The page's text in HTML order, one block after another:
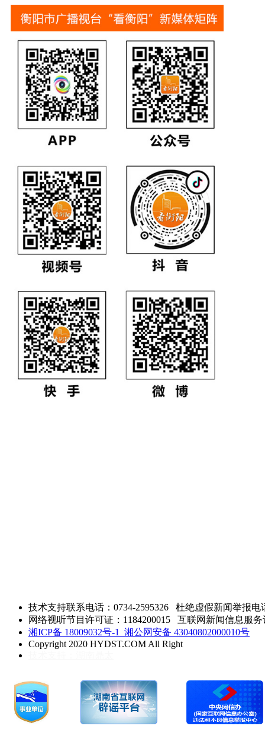
技术支持联系电话：0734-2595326
杜绝虚假新闻举报电
网络视听节目许可证：1184200015 互联网新闻信息服务
湘ICP备 18009032号-1
湘公网安备 43040802000010号
Copyright 2020 HYDST.COM All Right